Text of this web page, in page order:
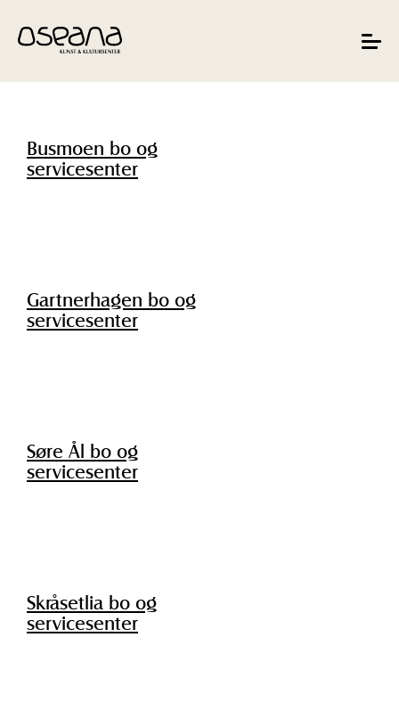
innhold
navigasjon
Toggle
Busmoen bo og
servicesenter
Gartnerhagen bo og
servicesenter
Søre Ål bo og
servicesenter
Skråsetlia bo og
servicesenter